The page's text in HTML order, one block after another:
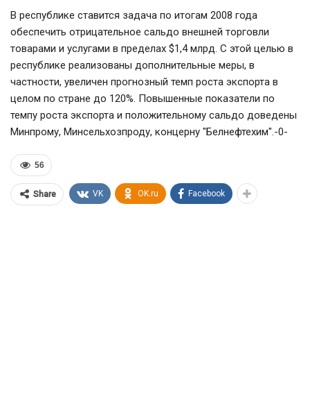
В республике ставится задача по итогам 2008 года
обеспечить отрицательное сальдо внешней торговли
товарами и услугами в пределах $1,4 млрд. С этой целью в
республике реализованы дополнительные меры, в
частности, увеличен прогнозный темп роста экспорта в
целом по стране до 120%. Повышенные показатели по
темпу роста экспорта и положительному сальдо доведены
Минпрому, Минсельхозпроду, концерну "Белнефтехим".-0-
56
Share VK OK.ru Facebook